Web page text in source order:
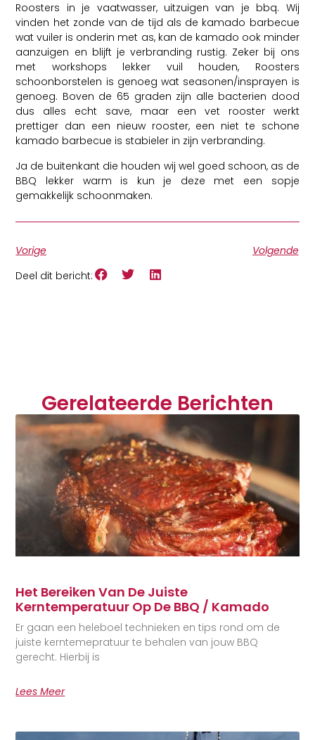
Roosters in je vaatwasser, uitzuigen van je bbq. Wij
vinden het zonde van de tijd als de kamado barbecue
wat vuiler is onderin met as, kan de kamado ook minder
aanzuigen en blijft je verbranding rustig. Zeker bij ons
met workshops lekker vuil houden, Roosters
schoonborstelen is genoeg wat seasonen/insprayen is
genoeg. Boven de 65 graden zijn alle bacterien dood
dus alles echt save, maar een vet rooster werkt
prettiger dan een nieuw rooster, een niet te schone
kamado barbecue is stabieler in zijn verbranding.
Ja de buitenkant die houden wij wel goed schoon, as de
BBQ lekker warm is kun je deze met een sopje
gemakkelijk schoonmaken.
Vorige
Volgende
Deel dit bericht:
Gerelateerde Berichten
Het Bereiken Van De Juiste
Kerntemperatuur Op De BBQ / Kamado
Er gaan een heleboel technieken en tips rond om de
juiste kerntemepratuur te behalen van jouw BBQ
gerecht. Hierbij is
Lees Meer